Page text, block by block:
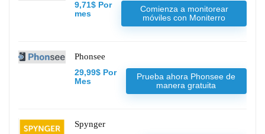
9,71$ Por
mes
Comienza a monitorear
móviles con Moniterro
Phonsee
29,99$ Por
Mes
Prueba ahora Phonsee de
manera gratuita
Spynger